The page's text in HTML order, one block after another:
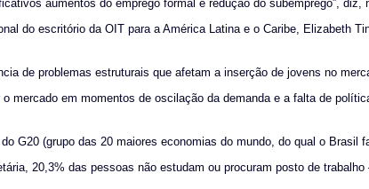
aumentos do emprego formal e redução do subemprego”,
do escritório da OIT para a América Latina e o Caribe, Elizabeth
de problemas estruturais que afetam a inserção de jovens no
mercado em momentos de oscilação da demanda e a falta de
G20 (grupo das 20 maiores economias do mundo, do qual o Brasil
20,3% das pessoas não estudam ou procuram posto de